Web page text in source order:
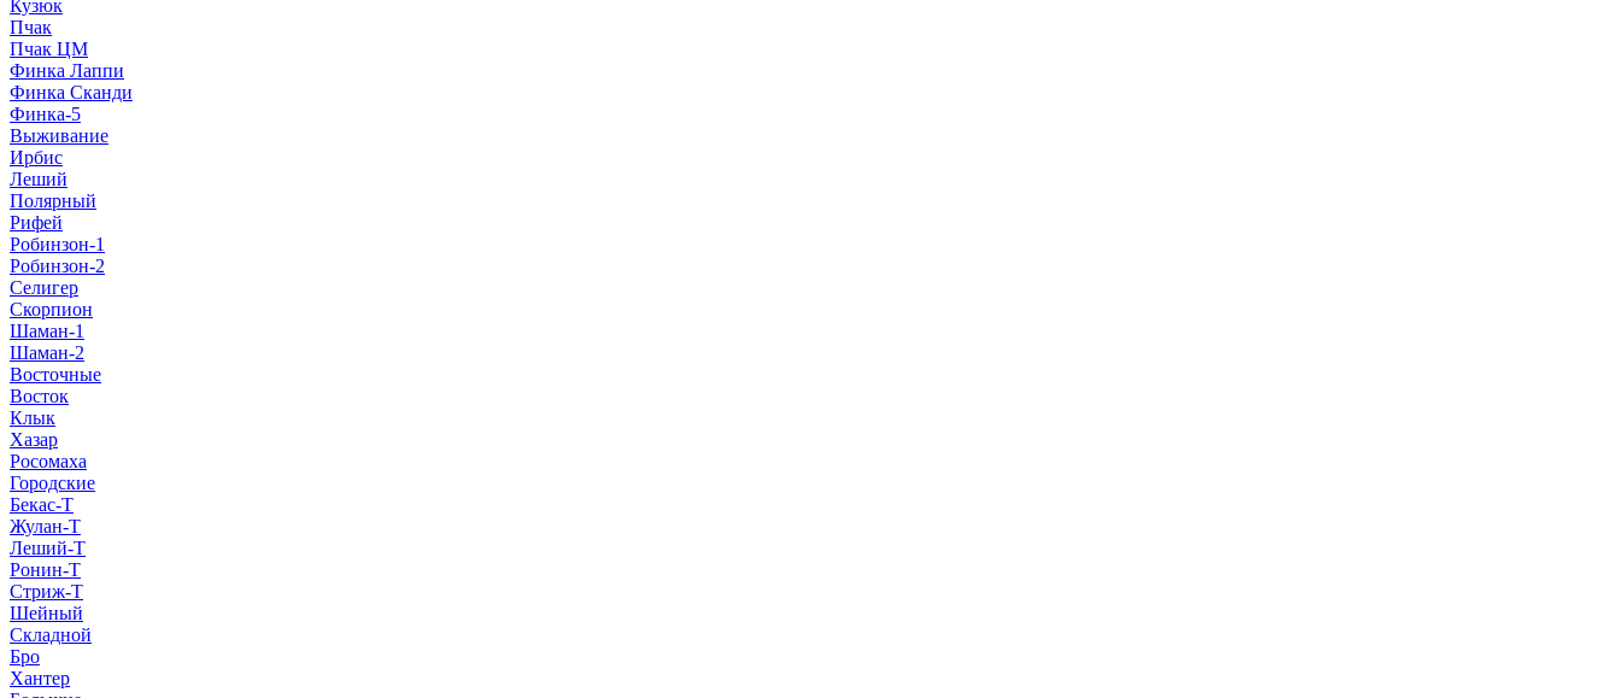
Кузюк
Пчак
Пчак ЦМ
Финка Лаппи
Финка Сканди
Финка-5
Выживание
Ирбис
Леший
Полярный
Рифей
Робинзон-1
Робинзон-2
Селигер
Скорпион
Шаман-1
Шаман-2
Восточные
Восток
Клык
Хазар
Росомаха
Городские
Бекас-Т
Жулан-Т
Леший-Т
Ронин-Т
Стриж-Т
Шейный
Складной
Бро
Хантер